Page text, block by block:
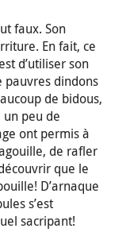
faux. Son
En fait, ce
d’utiliser son
pauvres dindons
de bidous,
un peu de
ont permis à
de rafler
que le
D’arnaque
s’est
sacripant!